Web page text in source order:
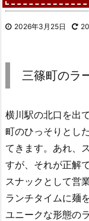
2026年3月25日
三篠町のラ
横川駅の北口を出
町のひっそりとし
てきます。あれ、
すが、それが正解で
スナックとして営
ランチタイムに麺
ユニークな形態の